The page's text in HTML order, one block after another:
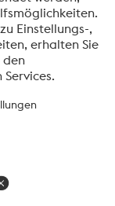
Konzerns
bei Werkzeugstahl
Produkten aus